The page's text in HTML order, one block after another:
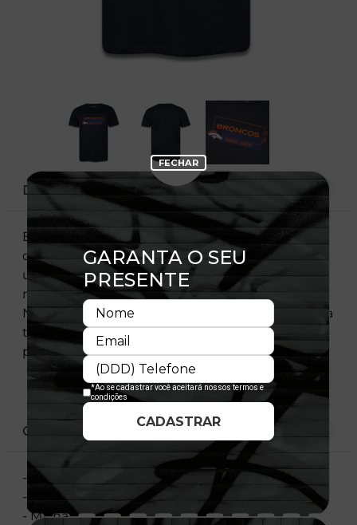
DESCRIÇÃO
Essa t-shirt é confeccionada em malha de
qualidade e, com um caimento perfeito, oferece
um toque diferenciado e macio à pele, além de
não limitar os movimentos. A clássica bandeira
New Era® bordada na manga esquerda assegura
toda autenticidade que só a New Era®
proporciona.
CARACTERÍSTICAS
- Estampa Frontal
- Flag Bordada Na Manga
- Malha